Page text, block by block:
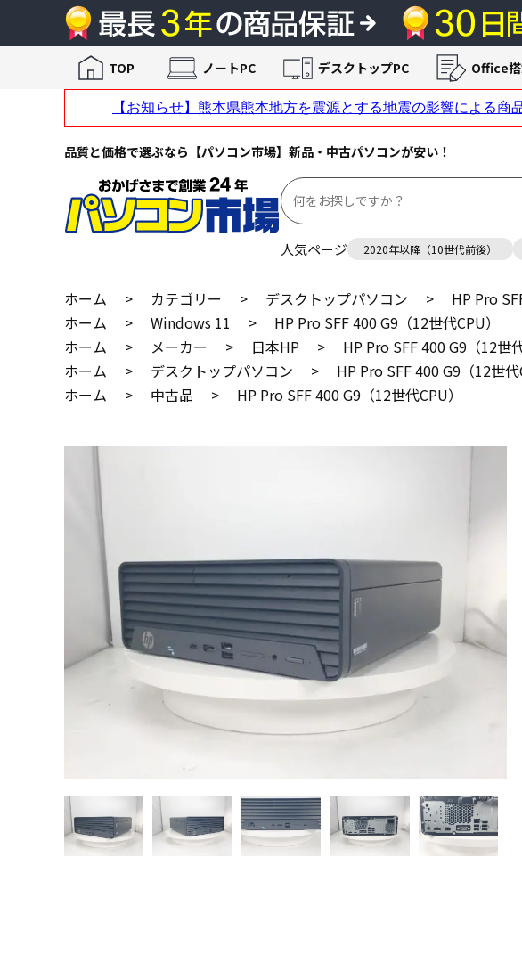
品質と価格で選ぶなら【パソコン市場】新品・中古パソコンが安い！
人気ページ 2020年以降（10世代前後）
TOP ノートPC デスクトップPC Office
ホーム > カテゴリー > デスクトップパソコン >
HP Pro
ホーム
> Windows 11 >
HP Pro SFF 400 G9（12世代CPU）
ホーム
> メーカー > 日本HP >
HP Pro SFF 400 G9（12世代
ホーム
> デスクトップパソコン >
HP Pro SFF 400 G9（12世代
ホーム
> 中古品 > HP Pro SFF 400 G9（12世代CPU）